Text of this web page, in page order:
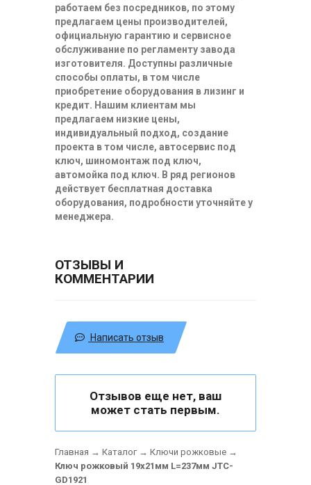
работаем без посредников, по этому
предлагаем цены производителей,
официальную гарантию и сервисное
обслуживание по регламенту завода
изготовителя. Доступны различные
способы оплаты, в том числе
приобретение оборудования в лизинг и
кредит. Нашим клиентам мы
предлагаем низкие цены,
индивидуальный подход, создание
проекта в том числе, автосервис под
ключ, шиномонтаж под ключ,
автомойка под ключ. В ряд регионов
действует бесплатная доставка
оборудования, подробности уточняйте у
менеджера.
ОТЗЫВЫ И
КОММЕНТАРИИ
Написать отзыв
Отзывов еще нет, ваш
может стать первым.
Главная → Каталог→ Ключи рожковые →
Ключ рожковый 19х21мм L=237мм JTC-
GD1921